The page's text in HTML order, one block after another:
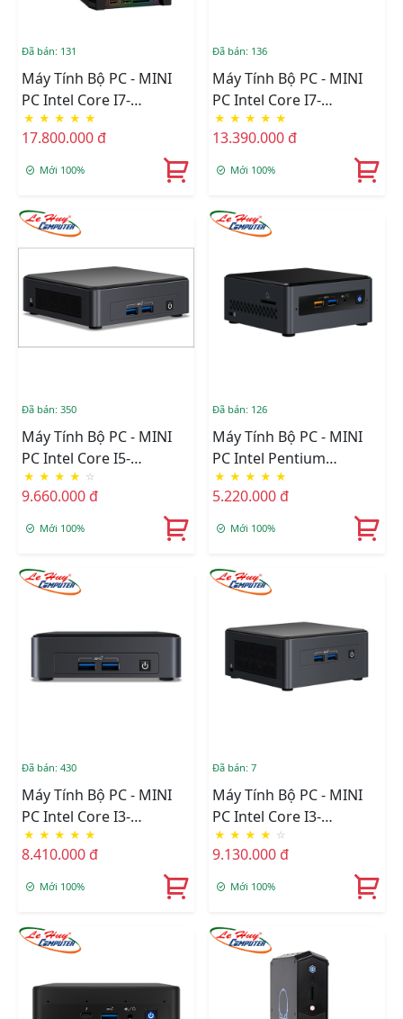
Đã bán: 131
Máy Tính Bộ PC - MINI
PC Intel Core I7-
11700B/Intel
WM590/Ram Option/Ổ
Cứng Option/Dos
★ ★ ★ ★ ★
17.800.000 đ
Mới 100%
Đã bán: 136
Máy Tính Bộ PC - MINI
PC Intel Core I7-
1165G7/Intel Iris Xe
Graphics/Ram Option/Ổ
Cứng Option/Dos
★ ★ ★ ★ ★
13.390.000 đ
Mới 100%
Đã bán: 350
Máy Tính Bộ PC - MINI
PC Intel Core I5-
1135G7/Intel Iris Xe
Graphics/Ram Option/Ổ
Cứng Option/Dos
★ ★ ★ ★ ☆
9.660.000 đ
Mới 100%
Đã bán: 126
Máy Tính Bộ PC - MINI
PC Intel Pentium
J5005/Intel UHD
605/Ram Option/Ổ Cứng
Option/Dos
★ ★ ★ ★ ★
5.220.000 đ
Mới 100%
Đã bán: 430
Máy Tính Bộ PC - MINI
PC Intel Core I3-
1115G4/Intel UHD
Graphics/Ram Option/Ổ
Cứng Option/Dos
★ ★ ★ ★ ★
8.410.000 đ
Mới 100%
Đã bán: 7
Máy Tính Bộ PC - MINI
PC Intel Core I3-
1115G4/Intel UHD
Graphics/Ram Option/Ổ
Cứng Option/Dos
★ ★ ★ ★ ☆
9.130.000 đ
Mới 100%